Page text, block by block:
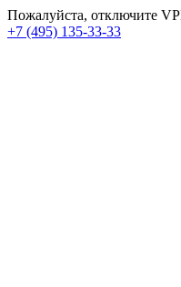
Пожалуйста, отключите
+7 (495) 135-33-33